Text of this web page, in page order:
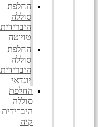
החלפת
סוללה
היברידית
טויוטה
החלפת
סוללה
היברידית
יונדאי
החלפת
סוללה
היברידית
קיה